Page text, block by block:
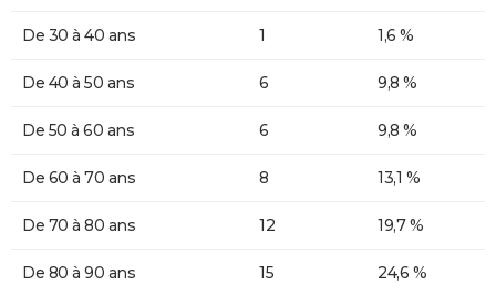
De 30 à 40 ans 1 1,6 %
De 40 à 50 ans 6 9,8 %
De 50 à 60 ans 6 9,8 %
De 60 à 70 ans 8 13,1 %
De 70 à 80 ans 12 19,7 %
De 80 à 90 ans 15 24,6 %